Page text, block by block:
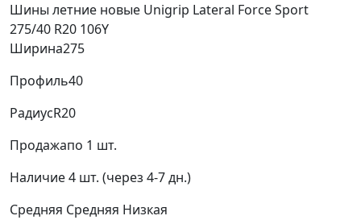
Шины летние новые Unigrip Lateral Force Sport
275/40 R20 106Y
Ширина275
Профиль40
РадиусR20
Продажапо 1 шт.
Наличие4 шт. (через 4-7 дн.)
Средняя Средняя Низкая